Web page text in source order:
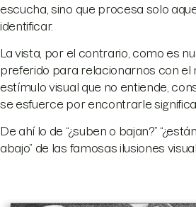
escucha, sino que procesa solo
identificar.
La vista, por el contrario, como es
preferido para relacionarnos con el
estímulo visual que no entiende,
se esfuerce por encontrarle
De ahí lo de “¿suben o bajan?”
abajo” de las famosas ilusiones